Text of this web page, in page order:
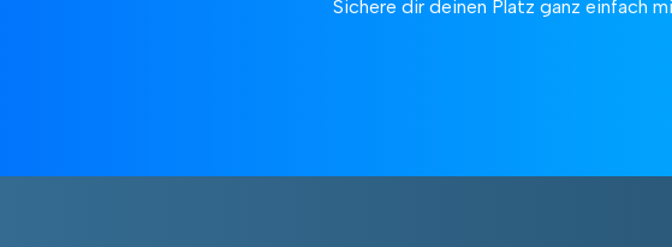
Sichere dir deinen Platz ganz einfach